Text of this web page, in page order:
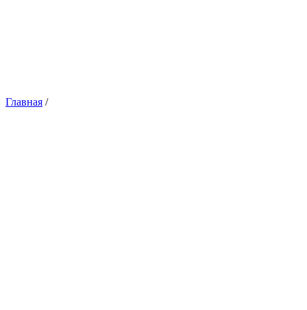
Главная /